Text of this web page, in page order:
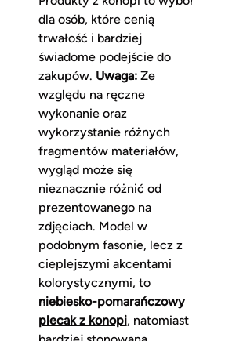
dla osób, które cenią
trwałość i bardziej
świadome podejście do
zakupów. Uwaga:Ze
względu na ręczne
wykonanie oraz
wykorzystanie różnych
fragmentów materiałów,
wygląd może się
nieznacznie różnić od
prezentowanego na
zdjęciach. Model w
podobnym fasonie, lecz z
cieplejszymi akcentami
kolorystycznymi, to
niebiesko-pomarańczowy
plecak z konopi, natomiast